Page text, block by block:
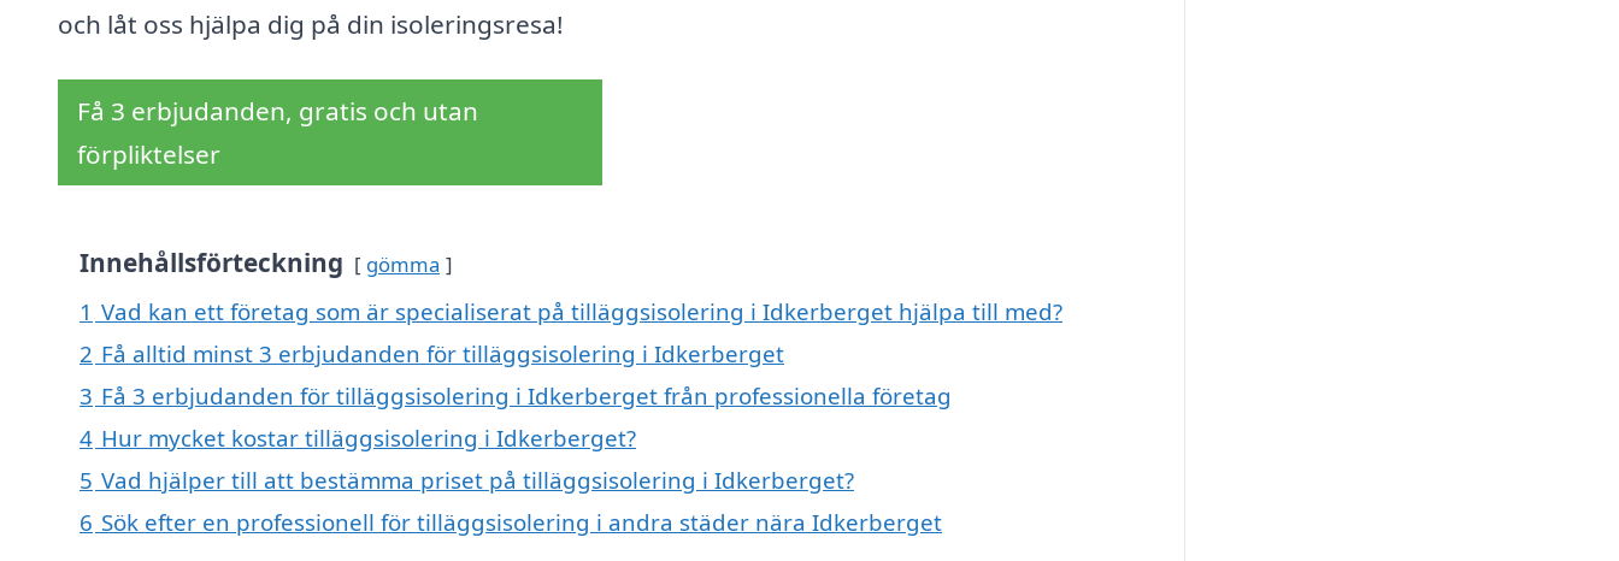
och låt oss hjälpa dig på din isoleringsresa!
Få 3 erbjudanden, gratis och utan
förpliktelser
Innehållsförteckning gömma
1 Vad kan ett företag som är specialiserat på tilläggsisolering i Idkerberget hjälpa till med?
2 Få alltid minst 3 erbjudanden för tilläggsisolering i Idkerberget
3 Få 3 erbjudanden för tilläggsisolering i Idkerberget från professionella företag
4 Hur mycket kostar tilläggsisolering i Idkerberget?
5 Vad hjälper till att bestämma priset på tilläggsisolering i Idkerberget?
6 Sök efter en professionell för tilläggsisolering i andra städer nära Idkerberget